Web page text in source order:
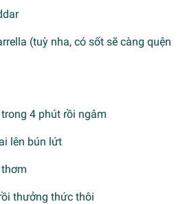
(tuỳ nha, có sốt sẽ càng quện
4 phút rồi ngâm
lên bún lứt
thưởng thức thôi